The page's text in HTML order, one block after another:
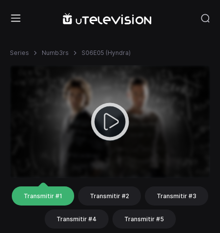
Series Numb3rs S06E05 (Hyndra)
Transmitir #1 Transmitir #2 Transmitir #3
Transmitir #4 Transmitir #5